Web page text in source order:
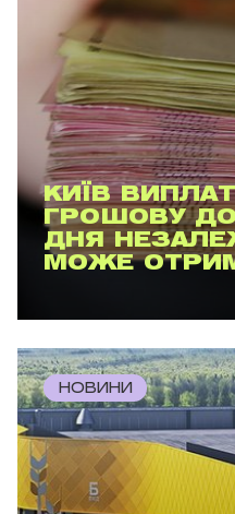
КИЇВ
ГРОШОВУ
ДНЯ
МОЖЕ
НОВИНИ